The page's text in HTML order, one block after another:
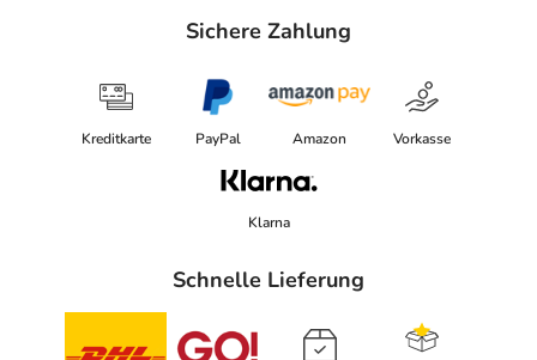
Sichere Zahlung
Kreditkarte PayPal Amazon Vorkasse
Klarna
Schnelle Lieferung